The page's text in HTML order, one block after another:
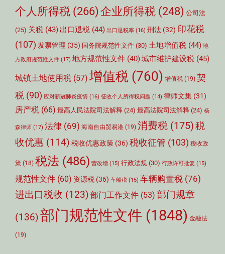
个人所得税 (266) 企业所得税 (248) 公司法
(25) 关税 (43) 出口退税 (44) 出口退税率 (16) 刑法 (32) 印花税
(107) 发票管理 (35) 国务院规范性文件 (30) 土地增值税 (44) 地
方政府规范性文件 (17) 地方规范性文件 (40)城市维护建设税 (45)
城镇土地使用税 (57) 增值税 (760) 增值税 (19) 契
税 (90) 应对新冠肺炎疫情 (16) 征收个人所得税问题 (14) 律师文集 (31)
房产税 (66) 最高人民法院司法解释 (24) 最高法院司法解释 (24) 杨
森律师 (17) 法律 (69) 海南自由贸易港 (19) 消费税 (175)税
收优惠 (114) 税收优惠政策 (36) 税收征管 (103) 税收政
策 (18) 税法 (486) 营改增 (15) 行政法规 (30) 行政许可批复 (15)
规范性文件 (60) 资源税 (36) 车船税 (15) 车辆购置税 (76)
进出口税收 (123) 部门工作文件 (53) 部门规章
(136)部门规范性文件 (1848) 金融法
(19)